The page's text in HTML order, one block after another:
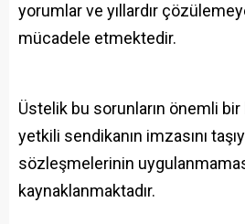
yorumlar ve yıllardır
mücadele etmektedir.
Üstelik bu sorunların önemli
yetkili sendikanın imzasını
sözleşmelerinin
kaynaklanmaktadır.